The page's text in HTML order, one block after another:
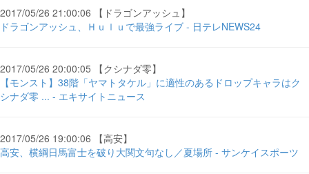
2017/05/26 21:00:06 【ドラゴンアッシュ】
ドラゴンアッシュ、Ｈｕｌｕで最強ライブ - 日テレNEWS24
2017/05/26 20:00:05 【クシナダ零】
【モンスト】38階「ヤマトタケル」に適性のあるドロップキャラはク
シナダ零 ... - エキサイトニュース
2017/05/26 19:00:06 【高安】
高安、横綱日馬富士を破り大関文句なし／夏場所 - サンケイスポーツ